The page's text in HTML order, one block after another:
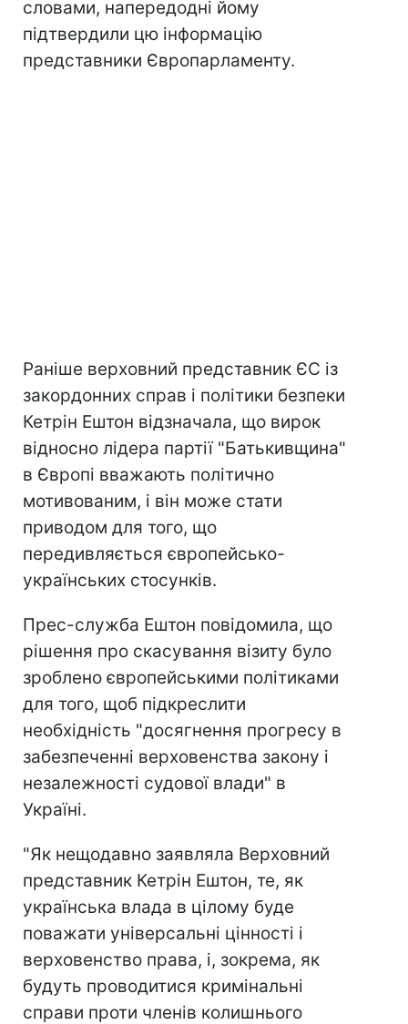
словами, напередодні йому
підтвердили цю інформацію
представники Європарламенту.
Раніше верховний представник ЄС із
закордонних справ і політики безпеки
Кетрін Ештон відзначала, що вирок
відносно лідера партії "Батькивщина"
в Європі вважають політично
мотивованим, і він може стати
приводом для того, що
передивляється європейсько-
українських стосунків.
Прес-служба Ештон повідомила, що
рішення про скасування візиту було
зроблено європейськими політиками
для того, щоб підкреслити
необхідність "досягнення прогресу в
забезпеченні верховенства закону і
незалежності судової влади" в
Україні.
"Як нещодавно заявляла Верховний
представник Кетрін Ештон, те, як
українська влада в цілому буде
поважати універсальні цінності і
верховенство права, і, зокрема, як
будуть проводитися кримінальні
справи проти членів колишнього